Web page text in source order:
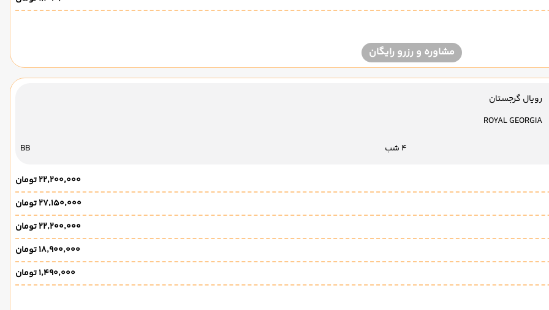
مشاوره و رزرو رایگان
رویال گرجستان
ROYAL GEORGIA
4 شب BB
۲۲٬۲۰۰٬۰۰۰ تومان
۲۷٬۱۵۰٬۰۰۰ تومان
۲۲٬۲۰۰٬۰۰۰ تومان
۱۸٬۹۰۰٬۰۰۰ تومان
۱٬۴۹۰٬۰۰۰ تومان